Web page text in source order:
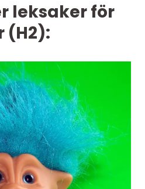
leksaker för
(H2):